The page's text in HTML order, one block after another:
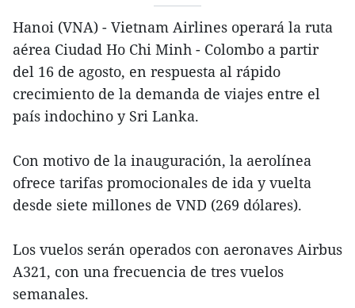
Hanoi (VNA) - Vietnam Airlines operará la ruta
aérea Ciudad Ho Chi Minh - Colombo a partir
del 16 de agosto, en respuesta al rápido
crecimiento de la demanda de viajes entre el
país indochino y Sri Lanka.
Con motivo de la inauguración, la aerolínea
ofrece tarifas promocionales de ida y vuelta
desde siete millones de VND (269 dólares).
Los vuelos serán operados con aeronaves Airbus
A321, con una frecuencia de tres vuelos
semanales.